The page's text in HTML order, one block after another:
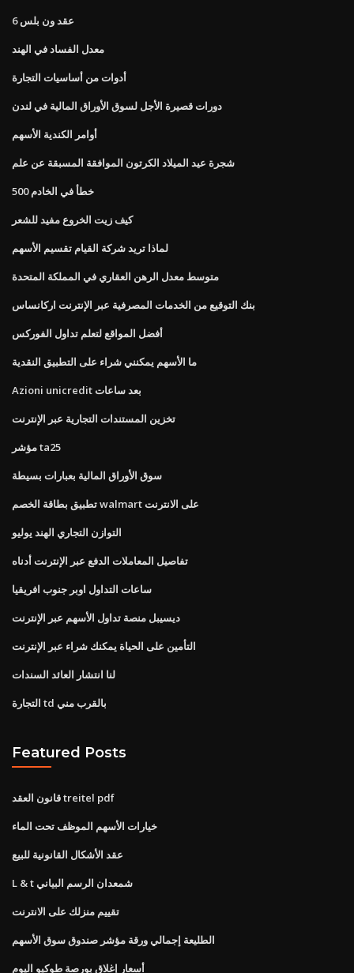
عقد ون بلس 6
معدل الفساد في الهند
أدوات من أساسيات التجارة
دورات قصيرة الأجل لسوق الأوراق المالية في لندن
أوامر الكندية الأسهم
شجرة عيد الميلاد الكرتون الموافقة المسبقة عن علم
خطأ في الخادم 500
كيف زيت الخروع مفيد للشعر
لماذا تريد شركة القيام تقسيم الأسهم
متوسط ​​معدل الرهن العقاري في المملكة المتحدة
بنك التوقيع من الخدمات المصرفية عبر الإنترنت اركانساس
أفضل المواقع لتعلم تداول الفوركس
ما الأسهم يمكنني شراء على التطبيق النقدية
Azioni unicredit بعد ساعات
تخزين المستندات التجارية عبر الإنترنت
مؤشر ta25
سوق الأوراق المالية بعبارات بسيطة
تطبيق بطاقة الخصم walmart على الانترنت
التوازن التجاري الهند يوليو
تفاصيل المعاملات الدفع عبر الإنترنت أدناه
ساعات التداول اوبر جنوب افريقيا
ديسيبل منصة تداول الأسهم عبر الإنترنت
التأمين على الحياة يمكنك شراء عبر الإنترنت
لنا انتشار العائد السندات
التجارة td بالقرب مني
Featured Posts
قانون العقد treitel pdf
خيارات الأسهم الموظف تحت الماء
عقد الأشكال القانونية للبيع
L & t شمعدان الرسم البياني
تقييم منزلك على الانترنت
الطليعة إجمالي ورقة مؤشر صندوق سوق الأسهم
أسعار إغلاق بورصة طوكيو اليوم